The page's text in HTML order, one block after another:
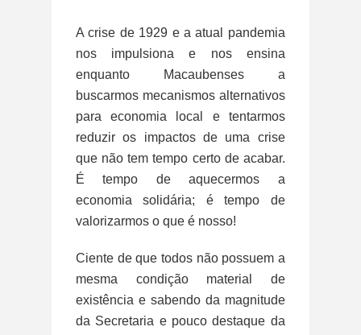
A crise de 1929 e a atual pandemia
nos impulsiona e nos ensina
enquanto Macaubenses a
buscarmos mecanismos alternativos
para economia local e tentarmos
reduzir os impactos de uma crise
que não tem tempo certo de acabar.
É tempo de aquecermos a
economia solidária; é tempo de
valorizarmos o que é nosso!
Ciente de que todos não possuem a
mesma condição material de
existência e sabendo da magnitude
da Secretaria e pouco destaque da